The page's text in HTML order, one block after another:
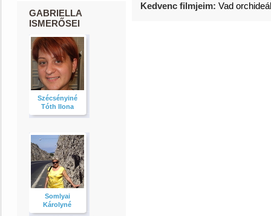
GABRIELLA
ISMERŐSEI
Szécsényiné
Tóth Ilona
Somlyai
Károlyné
Kedvenc filmjeim: Vad